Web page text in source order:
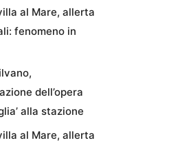
al Mare, allerta
fenomeno in
dell’opera
alla stazione
al Mare, allerta